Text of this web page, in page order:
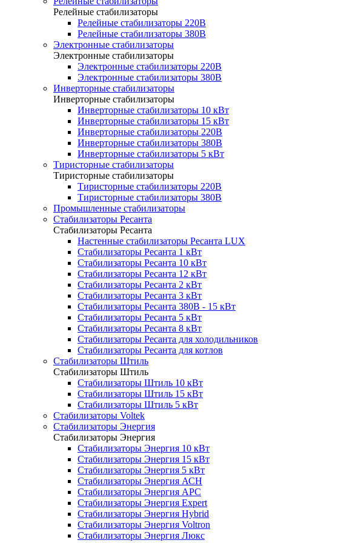
Релейные стабилизаторы
Релейные стабилизаторы 220В
Релейные стабилизаторы 380В
Электронные стабилизаторы
Электронные стабилизаторы
Электронные стабилизаторы 220В
Электронные стабилизаторы 380В
Инверторные стабилизаторы
Инверторные стабилизаторы
Инверторные стабилизаторы 10 кВт
Инверторные стабилизаторы 15 кВт
Инверторные стабилизаторы 220В
Инверторные стабилизаторы 380В
Инверторные стабилизаторы 5 кВт
Тиристорные стабилизаторы
Тиристорные стабилизаторы
Тиристорные стабилизаторы 220В
Тиристорные стабилизаторы 380В
Промышленные стабилизаторы
Стабилизаторы Ресанта
Стабилизаторы Ресанта
Настенные стабилизаторы Ресанта LUX
Стабилизаторы Ресанта 1 кВт
Стабилизаторы Ресанта 10 кВт
Стабилизаторы Ресанта 12 кВт
Стабилизаторы Ресанта 2 кВт
Стабилизаторы Ресанта 3 кВт
Стабилизаторы Ресанта 380В - 15 кВт
Стабилизаторы Ресанта 5 кВт
Стабилизаторы Ресанта 8 кВт
Стабилизаторы Ресанта для холодильников
Стабилизаторы Ресанта для котлов
Стабилизаторы Штиль
Стабилизаторы Штиль
Стабилизаторы Штиль 10 кВт
Стабилизаторы Штиль 15 кВт
Стабилизаторы Штиль 5 кВт
Стабилизаторы Voltek
Стабилизаторы Энергия
Стабилизаторы Энергия
Стабилизаторы Энергия 10 кВт
Стабилизаторы Энергия 15 кВт
Стабилизаторы Энергия 5 кВт
Стабилизаторы Энергия АСН
Стабилизаторы Энергия АРС
Стабилизаторы Энергия Expert
Стабилизаторы Энергия Hybrid
Стабилизаторы Энергия Voltron
Стабилизаторы Энергия Люкс